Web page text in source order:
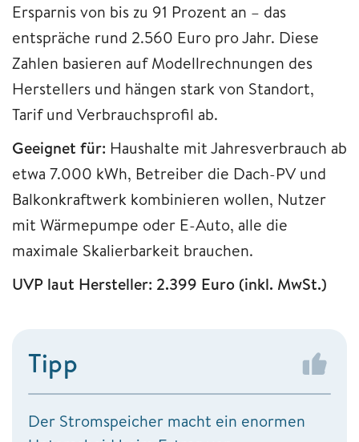
Ersparnis von bis zu 91 Prozent an – das
entspräche rund 2.560 Euro pro Jahr. Diese
Zahlen basieren auf Modellrechnungen des
Herstellers und hängen stark von Standort,
Tarif und Verbrauchsprofil ab.
Geeignet für: Haushalte mit Jahresverbrauch ab
etwa 7.000 kWh, Betreiber die Dach-PV und
Balkonkraftwerk kombinieren wollen, Nutzer
mit Wärmepumpe oder E-Auto, alle die
maximale Skalierbarkeit brauchen.
UVP laut Hersteller: 2.399 Euro (inkl. MwSt.)
Tipp
Der Stromspeicher macht ein enormen